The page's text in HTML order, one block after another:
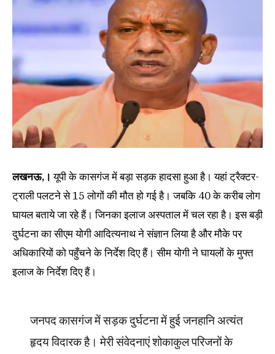
लखनऊ,।यूपी के कासगंज में बड़ा सड़क हादसा हुआ है। यहां ट्रैक्टर-
ट्राली पलटने से 15 लोगों की मौत हो गई है। जबकि 40 के करीब लोग
घायल बताये जा रहे हैं। जिनका इलाज अस्पताल में चल रहा है। इस बड़ी
दुर्घटना का सीएम योगी आदित्यनाथ ने संज्ञान लिया है और मौके पर
अधिकारियों को पहुँचने के निर्देश दिए हैं। सीम योगी ने घायलों के मुफ्त
इलाज के निर्देश दिए हैं।
जनपद कासगंज में सड़क दुर्घटना में हुई जनहानि अत्यंत
हृदय विदारक है। मेरी संवेदनाएं शोकाकुल परिजनों के